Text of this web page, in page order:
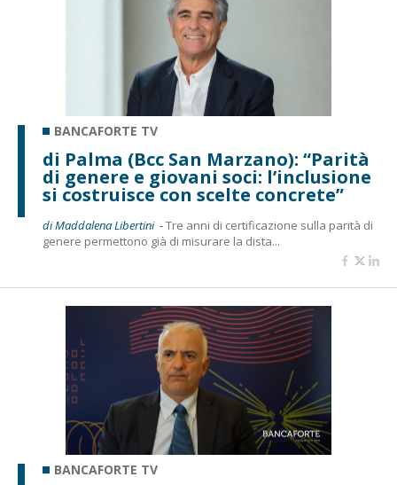
BANCAFORTE TV
di Palma (Bcc San Marzano): “Parità
di genere e giovani soci: l’inclusione
si costruisce con scelte concrete”
di Maddalena Libertini -Tre anni di certificazione sulla parità di
genere permettono già di misurare la dista...
BANCAFORTE TV